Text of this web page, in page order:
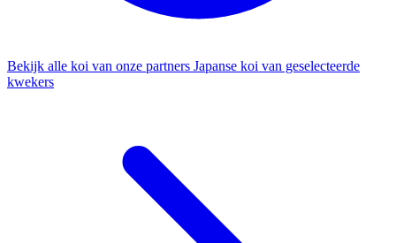
Bekijk alle koi van onze partners Japanse koi van geselecteerde
kwekers